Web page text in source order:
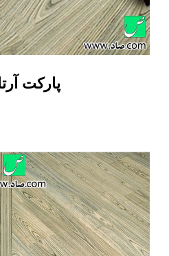
پارکت آرتا